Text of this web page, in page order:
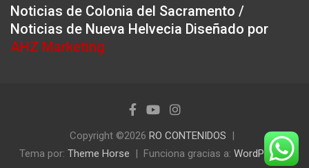
Noticias de Colonia del Sacramento /
Noticias de Nueva Helvecia Diseñado por
AHZ Marketing
Copyright ©2026 RO CONTENIDOS
Tema por: Theme Horse Funciona gracias a: WordPress